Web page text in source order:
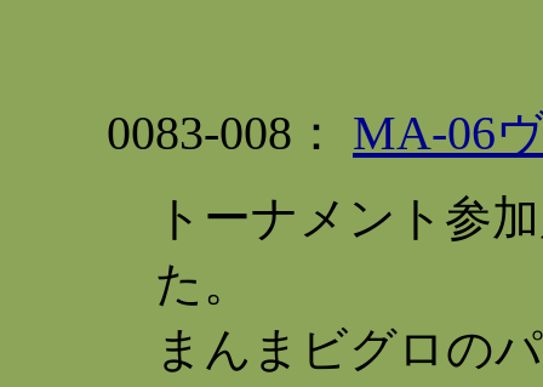
0083-008： MA-06
トーナメント参
た。
まんまビグロの